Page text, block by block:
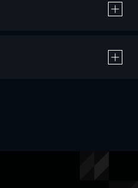
ド決済による作品の購入 / レンタルです。